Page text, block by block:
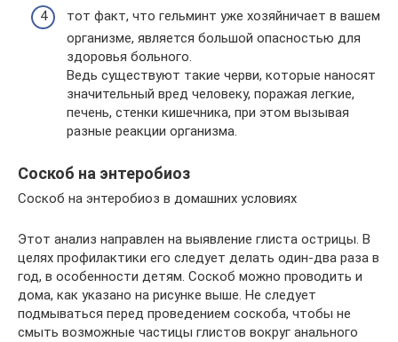
тот факт, что гельминт уже хозяйничает в вашем
организме, является большой опасностью для
здоровья больного.
Ведь существуют такие черви, которые наносят
значительный вред человеку, поражая легкие,
печень, стенки кишечника, при этом вызывая
разные реакции организма.
Соскоб на энтеробиоз
Соскоб на энтеробиоз в домашних условиях
Этот анализ направлен на выявление глиста острицы. В
целях профилактики его следует делать один-два раза в
год, в особенности детям. Соскоб можно проводить и
дома, как указано на рисунке выше. Не следует
подмываться перед проведением соскоба, чтобы не
смыть возможные частицы глистов вокруг анального